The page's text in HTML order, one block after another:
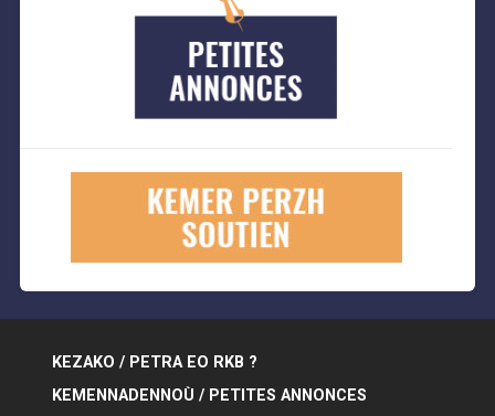
KEZAKO / PETRA EO RKB ?
KEMENNADENNOÙ / PETITES ANNONCES